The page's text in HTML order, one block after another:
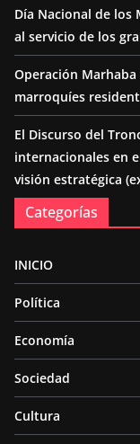
Día Nacional de los
al servicio de los
Operación Marhaba
marroquíes
El Discurso del
internacionales en
visión estratégica
Categorías
INICIO
Política
Economía
Sociedad
Cultura